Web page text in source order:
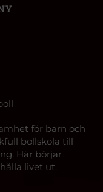
för barn och
bollskola till
Här börjar
livet ut.